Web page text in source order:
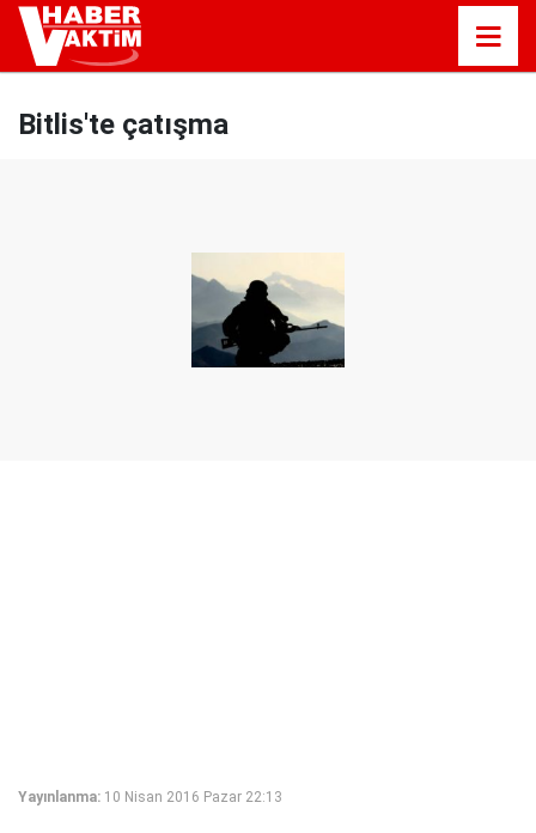
Bitlis'te çatışma
Yayınlanma: 10 Nisan 2016 Pazar 22:13